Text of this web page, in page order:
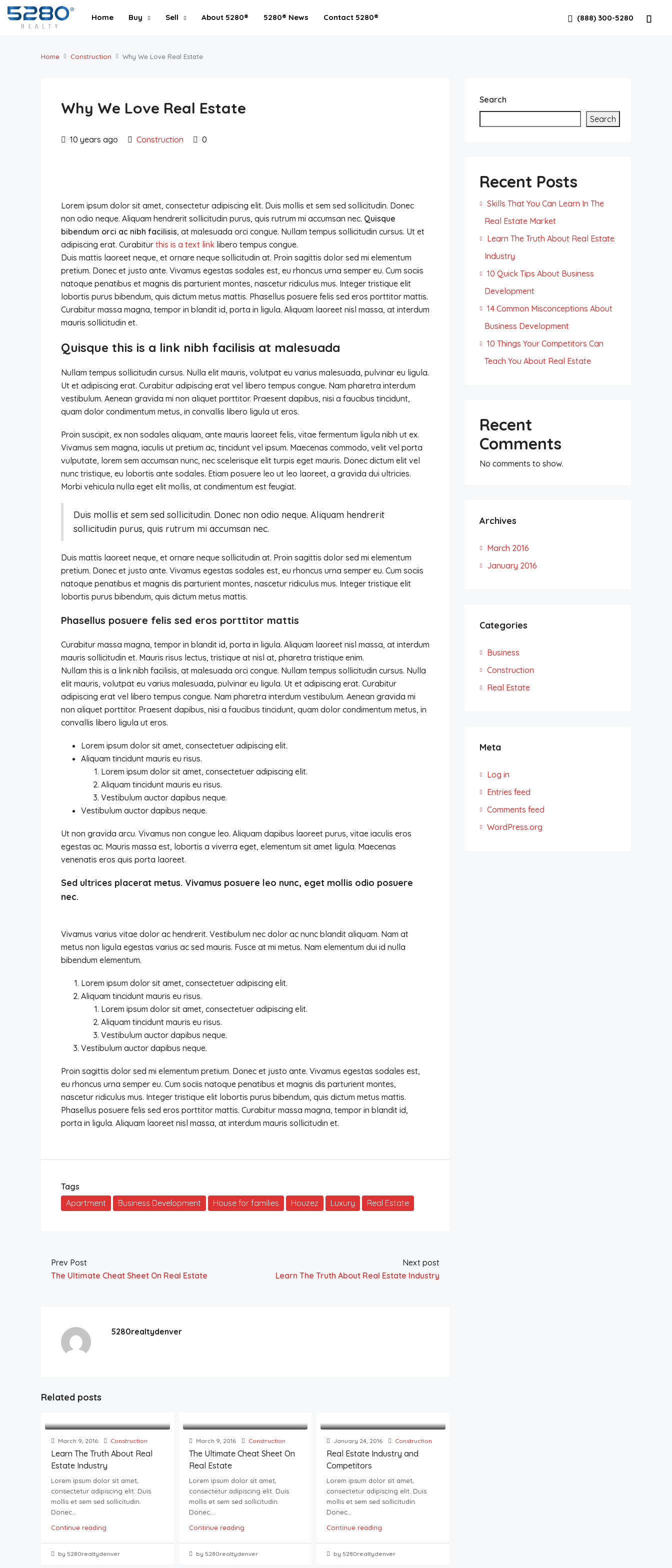
Home Buy Sell About 5280® 5280® News Contact 5280® (888) 300-5280
Home Construction Why We Love Real Estate
Why We Love Real Estate
10 years ago Construction 0
Lorem ipsum dolor sit amet, consectetur adipiscing elit. Duis mollis et sem sed sollicitudin. Donec
non odio neque. Aliquam hendrerit sollicitudin purus, quis rutrum mi accumsan nec. Quisque
bibendum orci ac nibh facilisis, at malesuada orci congue. Nullam tempus sollicitudin cursus. Ut et
adipiscing erat. Curabitur this is a text link libero tempus congue.
Duis mattis laoreet neque, et ornare neque sollicitudin at. Proin sagittis dolor sed mi elementum
pretium. Donec et justo ante. Vivamus egestas sodales est, eu rhoncus urna semper eu. Cum sociis
natoque penatibus et magnis dis parturient montes, nascetur ridiculus mus. Integer tristique elit
lobortis purus bibendum, quis dictum metus mattis. Phasellus posuere felis sed eros porttitor mattis.
Curabitur massa magna, tempor in blandit id, porta in ligula. Aliquam laoreet nisl massa, at interdum
mauris sollicitudin et.
Quisque this is a link nibh facilisis at malesuada
Nullam tempus sollicitudin cursus. Nulla elit mauris, volutpat eu varius malesuada, pulvinar eu ligula.
Ut et adipiscing erat. Curabitur adipiscing erat vel libero tempus congue. Nam pharetra interdum
vestibulum. Aenean gravida mi non aliquet porttitor. Praesent dapibus, nisi a faucibus tincidunt,
quam dolor condimentum metus, in convallis libero ligula ut eros.
Proin suscipit, ex non sodales aliquam, ante mauris laoreet felis, vitae fermentum ligula nibh ut ex.
Vivamus sem magna, iaculis ut pretium ac, tincidunt vel ipsum. Maecenas commodo, velit vel porta
vulputate, lorem sem accumsan nunc, nec scelerisque elit turpis eget mauris. Donec dictum elit vel
nunc tristique, eu lobortis ante sodales. Etiam posuere leo ut leo laoreet, a gravida dui ultricies.
Morbi vehicula nulla eget elit mollis, at condimentum est feugiat.
Duis mollis et sem sed sollicitudin. Donec non odio neque. Aliquam hendrerit
sollicitudin purus, quis rutrum mi accumsan nec.
Duis mattis laoreet neque, et ornare neque sollicitudin at. Proin sagittis dolor sed mi elementum
pretium. Donec et justo ante. Vivamus egestas sodales est, eu rhoncus urna semper eu. Cum sociis
natoque penatibus et magnis dis parturient montes, nascetur ridiculus mus. Integer tristique elit
lobortis purus bibendum, quis dictum metus mattis.
Phasellus posuere felis sed eros porttitor mattis
Curabitur massa magna, tempor in blandit id, porta in ligula. Aliquam laoreet nisl massa, at interdum
mauris sollicitudin et. Mauris risus lectus, tristique at nisl at, pharetra tristique enim.
Nullam this is a link nibh facilisis, at malesuada orci congue. Nullam tempus sollicitudin cursus. Nulla
elit mauris, volutpat eu varius malesuada, pulvinar eu ligula. Ut et adipiscing erat. Curabitur
adipiscing erat vel libero tempus congue. Nam pharetra interdum vestibulum. Aenean gravida mi
non aliquet porttitor. Praesent dapibus, nisi a faucibus tincidunt, quam dolor condimentum metus, in
convallis libero ligula ut eros.
Lorem ipsum dolor sit amet, consectetuer adipiscing elit.
Aliquam tincidunt mauris eu risus.
Lorem ipsum dolor sit amet, consectetuer adipiscing elit.
Aliquam tincidunt mauris eu risus.
Vestibulum auctor dapibus neque.
Vestibulum auctor dapibus neque.
Ut non gravida arcu. Vivamus non congue leo. Aliquam dapibus laoreet purus, vitae iaculis eros
egestas ac. Mauris massa est, lobortis a viverra eget, elementum sit amet ligula. Maecenas
venenatis eros quis porta laoreet.
Sed ultrices placerat metus. Vivamus posuere leo nunc, eget mollis odio posuere
nec.
Vivamus varius vitae dolor ac hendrerit. Vestibulum nec dolor ac nunc blandit aliquam. Nam at
metus non ligula egestas varius ac sed mauris. Fusce at mi metus. Nam elementum dui id nulla
bibendum elementum.
Lorem ipsum dolor sit amet, consectetuer adipiscing elit.
Aliquam tincidunt mauris eu risus.
Lorem ipsum dolor sit amet, consectetuer adipiscing elit.
Aliquam tincidunt mauris eu risus.
Vestibulum auctor dapibus neque.
Vestibulum auctor dapibus neque.
Proin sagittis dolor sed mi elementum pretium. Donec et justo ante. Vivamus egestas sodales est,
eu rhoncus urna semper eu. Cum sociis natoque penatibus et magnis dis parturient montes,
nascetur ridiculus mus. Integer tristique elit lobortis purus bibendum, quis dictum metus mattis.
Phasellus posuere felis sed eros porttitor mattis. Curabitur massa magna, tempor in blandit id,
porta in ligula. Aliquam laoreet nisl massa, at interdum mauris sollicitudin et.
Tags
Apartment
Business Development House for families Houzez Luxury Real Estate
Prev Post
The Ultimate Cheat Sheet On Real Estate
Next post
Learn The Truth About Real Estate Industry
5280realtydenver
Related posts
March 9, 2016 Construction
Learn The Truth About Real
Estate Industry
Lorem ipsum dolor sit amet,
consectetur adipiscing elit. Duis
mollis et sem sed sollicitudin.
Donec...
Continue reading
by 5280realtydenver
March 9, 2016 Construction
The Ultimate Cheat Sheet On
Real Estate
Lorem ipsum dolor sit amet,
consectetur adipiscing elit. Duis
mollis et sem sed sollicitudin.
Donec...
Continue reading
by 5280realtydenver
January 24, 2016 Construction
Real Estate Industry and
Competitors
Lorem ipsum dolor sit amet,
consectetur adipiscing elit. Duis
mollis et sem sed sollicitudin.
Donec...
Continue reading
by 5280realtydenver
Search
Search
Recent Posts
Skills That You Can Learn In The
Real Estate Market
Learn The Truth About Real Estate
Industry
10 Quick Tips About Business
Development
14 Common Misconceptions About
Business Development
10 Things Your Competitors Can
Teach You About Real Estate
Recent
Comments
No comments to show.
Archives
March 2016
January 2016
Categories
Business
Construction
Real Estate
Meta
Log in
Entries feed
Comments feed
WordPress.org